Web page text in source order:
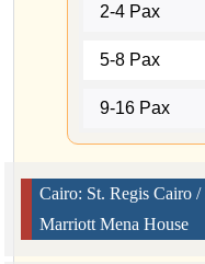
2-4 Pax
5-8 Pax
9-16 Pax
Cairo: St. Regis Cairo
Marriott Mena House